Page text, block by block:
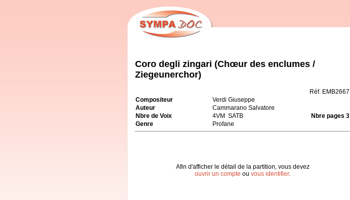
Coro degli zingari (Chœur des enclumes /
Ziegeunerchor)
Réf. EMB2667
Compositeur
Verdi Giuseppe
Auteur
Cammarano Salvatore
Nbre de Voix
4VM SATB
Nbre pages 3
Genre
Profane
Afin d'afficher le détail de la partition, vous devez
ouvrir un compte ou vous identifier.